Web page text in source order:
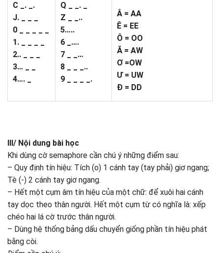
C _. _.
J. _ _ _
0 _ _ _ _ _
1. _ _ _ _
2.. _ _ _
3… _ _
4…. _
Q _ _. _
Z _ _..
5…..
6 _….
7 _ _…
8 _ _ _..
9 _ _ _ _.
Â = AA
Ê = EE
Ô = OO
Ă = AW
Ơ =OW
Ư = UW
Đ = DD
III/ Nội dung bài học
Khi dùng cờ semaphore cần chú ý những điểm sau:
– Quy định tín hiệu: Tích (o) 1 cánh tay (tay phải) giơ ngang;
Tè (-) 2 cánh tay giơ ngang.
– Hết một cụm âm tín hiệu của một chữ: để xuôi hai cánh
tay dọc theo thân người. Hết một cụm từ có nghĩa là: xếp
chéo hai lá cờ trước thân người.
– Dùng hệ thống bảng dấu chuyển giống phần tín hiệu phát
bằng còi.